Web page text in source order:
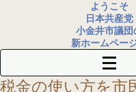
ようこそ
日本共産党
小金井市議団
新ホームペー
税金の使い方を市